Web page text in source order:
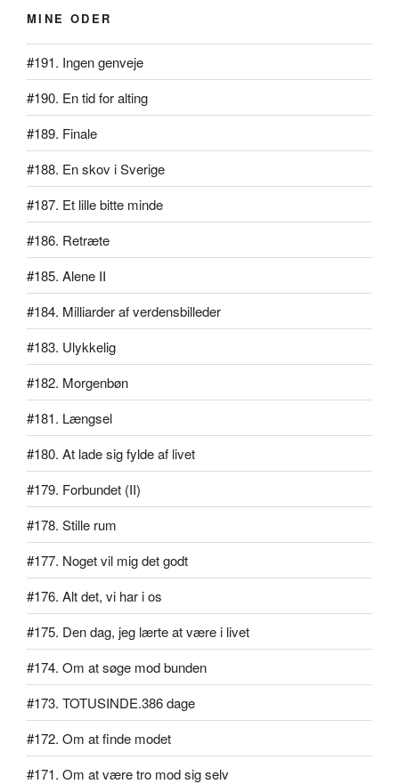
MINE ODER
#191. Ingen genveje
#190. En tid for alting
#189. Finale
#188. En skov i Sverige
#187. Et lille bitte minde
#186. Retræte
#185. Alene II
#184. Milliarder af verdensbilleder
#183. Ulykkelig
#182. Morgenbøn
#181. Længsel
#180. At lade sig fylde af livet
#179. Forbundet (II)
#178. Stille rum
#177. Noget vil mig det godt
#176. Alt det, vi har i os
#175. Den dag, jeg lærte at være i livet
#174. Om at søge mod bunden
#173. TOTUSINDE.386 dage
#172. Om at finde modet
#171. Om at være tro mod sig selv